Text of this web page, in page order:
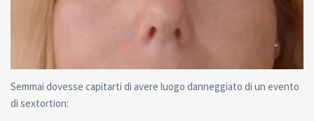
Semmai dovesse capitarti di avere luogo danneggiato di un evento
di sextortion: